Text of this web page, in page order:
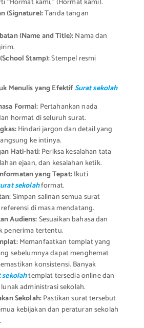
“Hormat kami,” (Hormat kami).
(Signature):Tanda tangan
(Name and Title):Nama dan
Stamp):Stempel resmi
Menulis yang Efektif Surat sekolah
Formal: Pertahankan nada
hormat di seluruh surat.
Hindari jargon dan detail yang
ke intinya.
Hati-hati:Periksa kesalahan tata
ejaan, dan kesalahan ketik.
yang Tepat:Ikuti
sekolahformat.
Simpan salinan semua surat
di masa mendatang.
Audiens:Sesuaikan bahasa dan
penerima tertentu.
Memanfaatkan templat yang
sebelumnya dapat menghemat
konsistensi. Banyak
templat tersedia online dan
administrasi sekolah.
Sekolah:Pastikan surat tersebut
kebijakan dan peraturan sekolah